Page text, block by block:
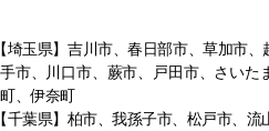
埼玉県】吉川市、春日部市、草加市
手市、
川口市、蕨市、戸田市、さいた
町、伊奈町
千葉県】柏市、我孫子市、松戸市、 流